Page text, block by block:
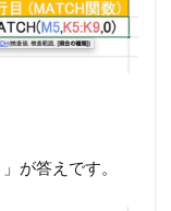
が答えです。